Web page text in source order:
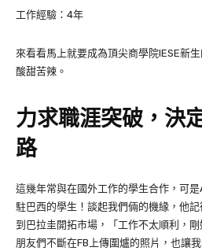
工作經驗：4年
來看看馬上就要成為頂尖商學院IESE新
酸甜苦辣。
力求職涯突破，決
路
這幾年常與在國外工作的學生合作，可是
駐巴西的學生！談起我們倆的機緣，他
到巴拉圭開拓市場，「工作不太順利，
朋友們不斷在FB 上傳圍爐的照片，也讓